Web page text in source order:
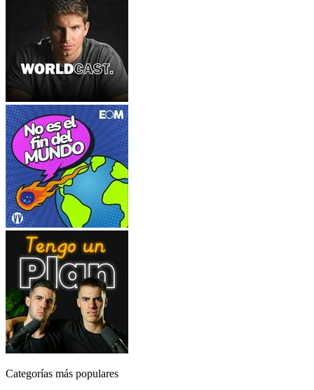
Categorías más populares